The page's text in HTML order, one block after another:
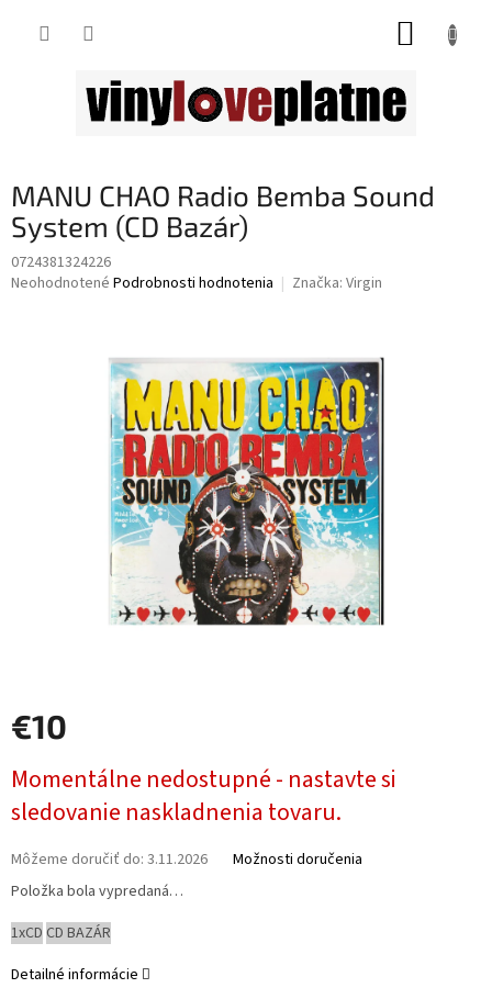
MANU CHAO Radio Bemba Sound
System (CD Bazár)
0724381324226
Priemerné
Neohodnotené Podrobnosti hodnotenia Značka: Virgin
€10
cena:
Momentálne nedostupné - nastavte si
sledovanie naskladnenia tovaru.
Môžeme doručiť do: 3.11.2026
Možnosti doručenia
Položka bola vypredaná…
1xCD CD BAZÁR
Detailné informácie